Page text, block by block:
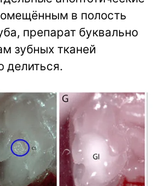
в полость
препарат буквально
зубных тканей
делиться.